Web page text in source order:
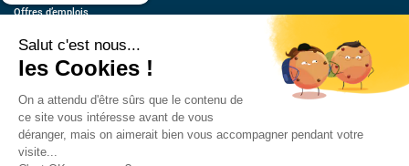
Offres d’emplois
Contact
Estimez votre voiture
Mentions légales